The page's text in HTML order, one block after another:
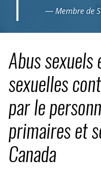
— Membre de
Abus
sexuelles
par le
primaires et
Canada